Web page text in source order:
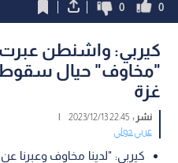
0
0
كيربي: واشنطن
"مخاوف" حيال سقوط
غزة
نشر :22:45 2023/12/13
|
عربي دولي
كيربي: "لدينا مخاوف